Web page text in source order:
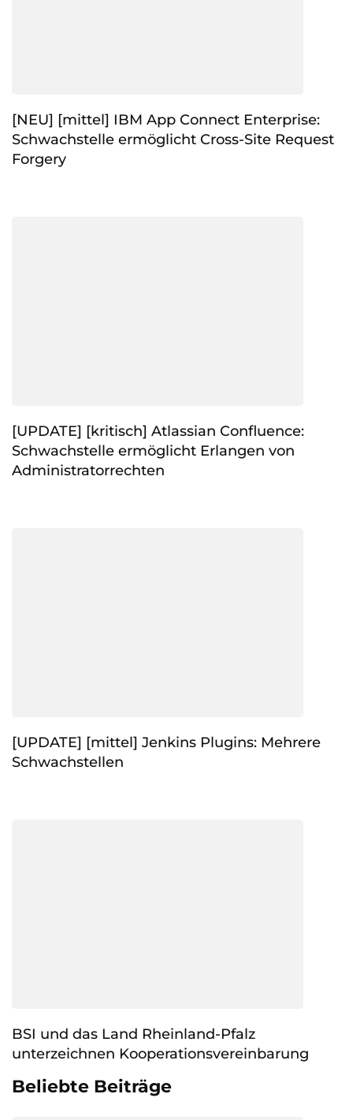
[NEU] [mittel] IBM App Connect Enterprise:
Schwachstelle ermöglicht Cross-Site Request
Forgery
[UPDATE] [kritisch] Atlassian Confluence:
Schwachstelle ermöglicht Erlangen von
Administratorrechten
[UPDATE] [mittel] Jenkins Plugins: Mehrere
Schwachstellen
BSI und das Land Rheinland-Pfalz
unterzeichnen Kooperationsvereinbarung
Beliebte Beiträge